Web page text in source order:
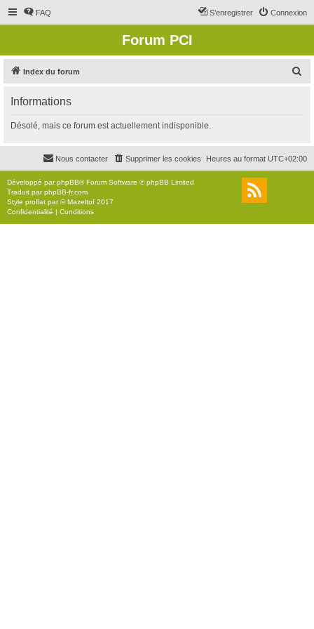
FAQ Connexion
S’enregistrer
Forum PCI
Index du forum
r
c
r
Informations
Désolé, mais ce forum est actuellement indisponible.
Heures au format UTC+02:00
Supprimer les cookies
Nous contacter
Développé parphpBB® Forum Software © phpBB Limited
Traduit parphpBB-fr.com
Style proflat par ©Mazeltof 2017
Confidentialité | Conditions